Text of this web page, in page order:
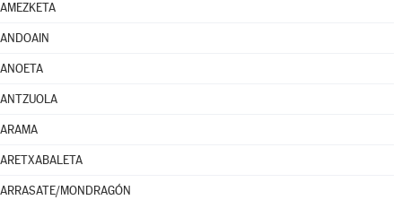
AMEZKETA
ANDOAIN
ANOETA
ANTZUOLA
ARAMA
ARETXABALETA
ARRASATE/MONDRAGÓN